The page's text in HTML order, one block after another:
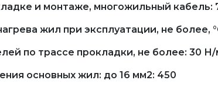
и монтаже, многожильный кабель:
жил при эксплуатации, не более,
по трассе прокладки, не более: 30
основных жил: до 16 мм2: 450